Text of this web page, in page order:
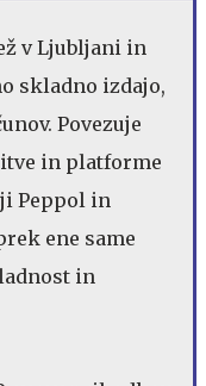
v Ljubljani in
skladno izdajo,
Povezuje
in platforme
Peppol in
ene same
in